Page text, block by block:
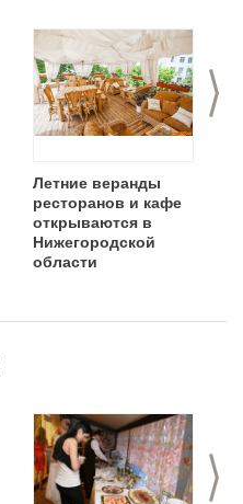
>
Летние веранды
ресторанов и кафе
открываются в
Нижегородской
области
>